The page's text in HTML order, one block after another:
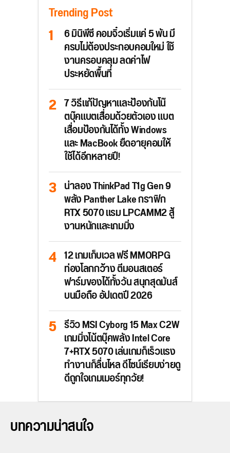
Trending Post
6 มินิพีซี คอมจิ๋วเริ่มแค่ 5 พัน มี
ครบไม่ต้องประกอบคอมใหม่ ใช้
งานครอบคลุม ลดค่าไฟ
ประหยัดพื้นที่
7 วิธีแก้ปัญหาและป้องกันโน๊
ตบุ๊คแบตเสื่อมด้วยตัวเอง แบต
เสื่อมป้องกันได้ทั้ง Windows
และ MacBook ยืดอายุคอมให้
ใช้ได้อีกหลายปี!
น่าลอง ThinkPad T1g Gen 9
พลัง Panther Lake กราฟิก
RTX 5070 แรม LPCAMM2 สู้
งานหนักและเกมมิ่ง
12 เกมเก็บเวล ฟรี MMORPG
ท่องโลกกว้าง ตีมอนสเตอร์
ฟาร์มของได้ทั้งวัน สนุกสุดมันส์
บนมือถือ อัปเดตปี 2026
รีวิว MSI Cyborg 15 Max C2W
เกมมิ่งโน้ตบุ๊คพลัง Intel Core
7+RTX 5070 เล่นเกมก็เร็วแรง
ทำงานก็ลื่นไหล ดีไซน์เรียบง่ายดู
ดีถูกใจเกมเมอร์ทุกวัย!
บทความน่าสนใจ